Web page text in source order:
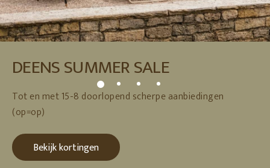
DEENS SUMMER SALE
Tot en met 15-8 doorlopend scherpe aanbiedingen
(op=op)
Bekijk kortingen